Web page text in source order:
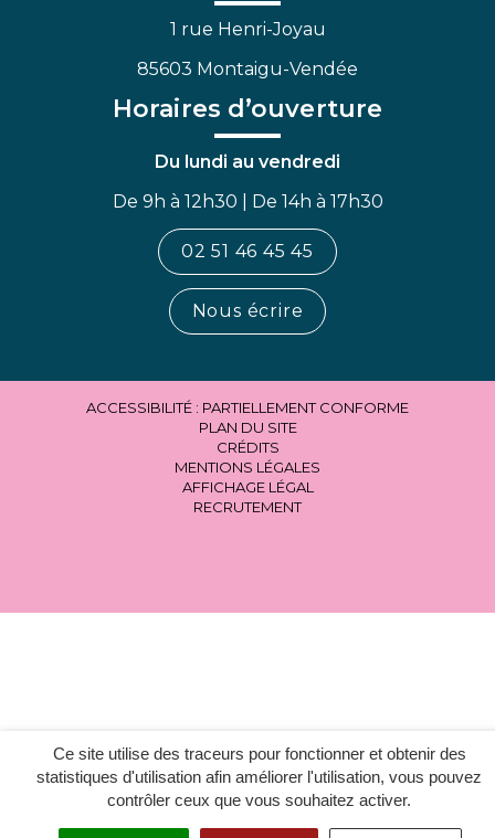
Ce site utilise des traceurs pour fonctionner et obtenir des
statistiques d'utilisation afin améliorer l'utilisation, vous pouvez
contrôler ceux que vous souhaitez activer.
1 rue Henri-Joyau
85603 Montaigu-Vendée
Horaires d’ouverture
Du lundi au vendredi
De 9h à 12h30 | De 14h à 17h30
02 51 46 45 45
Nous écrire
ACCESSIBILITÉ : PARTIELLEMENT CONFORME
PLAN DU SITE
CRÉDITS
MENTIONS LÉGALES
AFFICHAGE LÉGAL
RECRUTEMENT